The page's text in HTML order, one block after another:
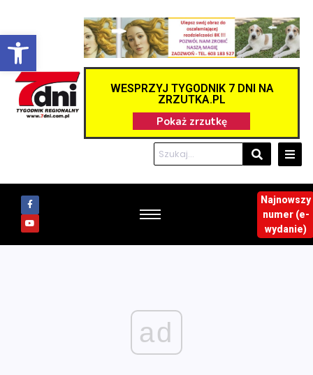
Otwórz pasek narzędzi
WESPRZYJ TYGODNIK 7 DNI NA
ZRZUTKA.PL
Najnowszy
numer (e-
wydanie)
ad